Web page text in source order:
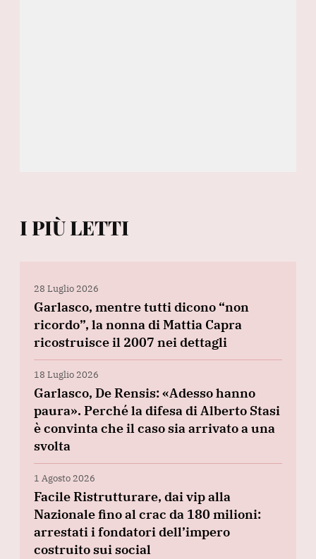
I PIÙ LETTI
28 Luglio 2026
Garlasco, mentre tutti dicono “non
ricordo”, la nonna di Mattia Capra
ricostruisce il 2007 nei dettagli
18 Luglio 2026
Garlasco, De Rensis: «Adesso hanno
paura». Perché la difesa di Alberto Stasi
è convinta che il caso sia arrivato a una
svolta
1 Agosto 2026
Facile Ristrutturare, dai vip alla
Nazionale fino al crac da 180 milioni:
arrestati i fondatori dell’impero
costruito sui social